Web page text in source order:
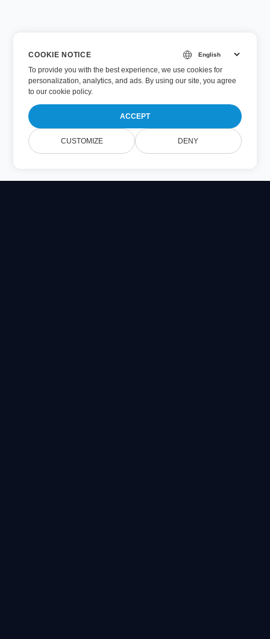
COOKIE NOTICE
To provide you with the best experience, we use cookies for
personalization, analytics, and ads. By using our site, you agree
toour cookie policy.
ACCEPT
CUSTOMIZE DENY